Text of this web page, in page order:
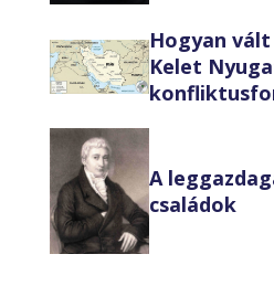
Hogyan
Kelet
A
családok